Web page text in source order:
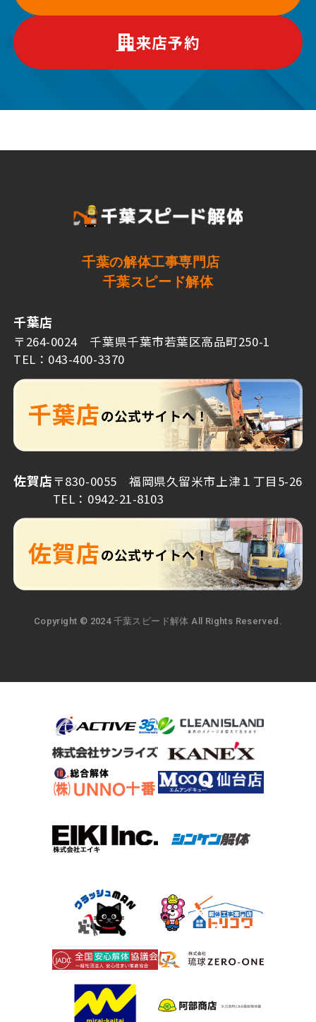
来店予約
千葉の解体工事専門店
千葉スピード解体
千葉店
〒264-0024 千葉県千葉市若葉区高品町250-1
TEL：043-400-3370
佐賀店〒830-0055 福岡県久留米市上津１丁目5-26
TEL：0942-21-8103
Copyright © 2024 千葉スピード解体 All Rights Reserved.